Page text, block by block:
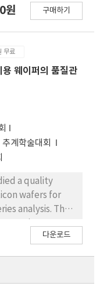
establishing
tank
The production
which is
to share
marketing
or within
planning. In
by presenting
원 구매하기
무료
웨이퍼의 품질관
계학술대회
a quality
wafers for
analysis. The
wafer of a solar
다운로드